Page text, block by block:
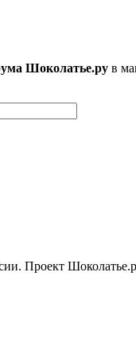
Шоколатье.ру в
Проект